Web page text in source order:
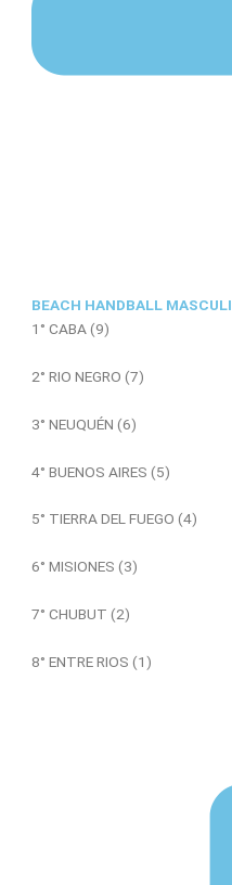
BEACH HANDBALL
1° CABA (9)
2° RIO NEGRO (7)
3° NEUQUÉN (6)
4° BUENOS AIRES (5)
5° TIERRA DEL FUEGO (4)
6° MISIONES (3)
7° CHUBUT (2)
8° ENTRE RIOS (1)